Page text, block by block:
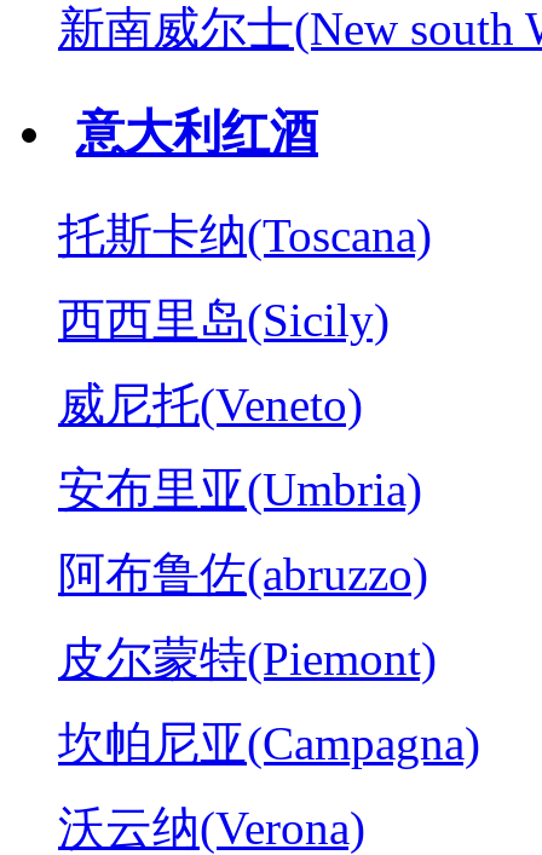
新南威尔士(New south
意大利红酒
托斯卡纳(Toscana)
西西里岛(Sicily)
威尼托(Veneto)
安布里亚(Umbria)
阿布鲁佐(abruzzo)
皮尔蒙特(Piemont)
坎帕尼亚(Campagna)
沃云纳(Verona)